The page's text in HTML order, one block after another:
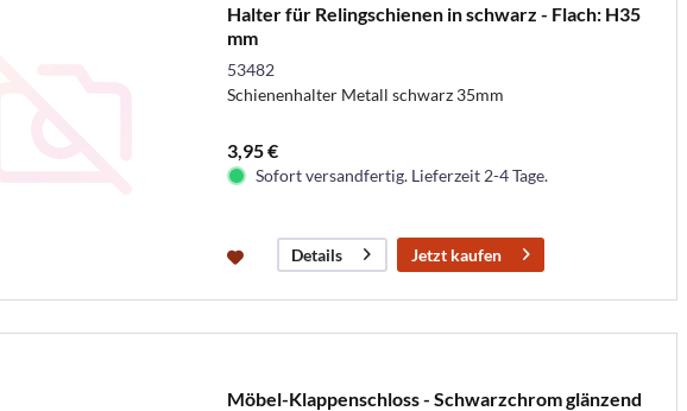
Halter für Relingschienen in schwarz - Flach: H35
mm
53482
Schienenhalter Metall schwarz 35mm
3,95 €
Sofort versandfertig. Lieferzeit 2-4 Tage.
Details Jetzt kaufen
Möbel-Klappenschloss - Schwarzchrom glänzend